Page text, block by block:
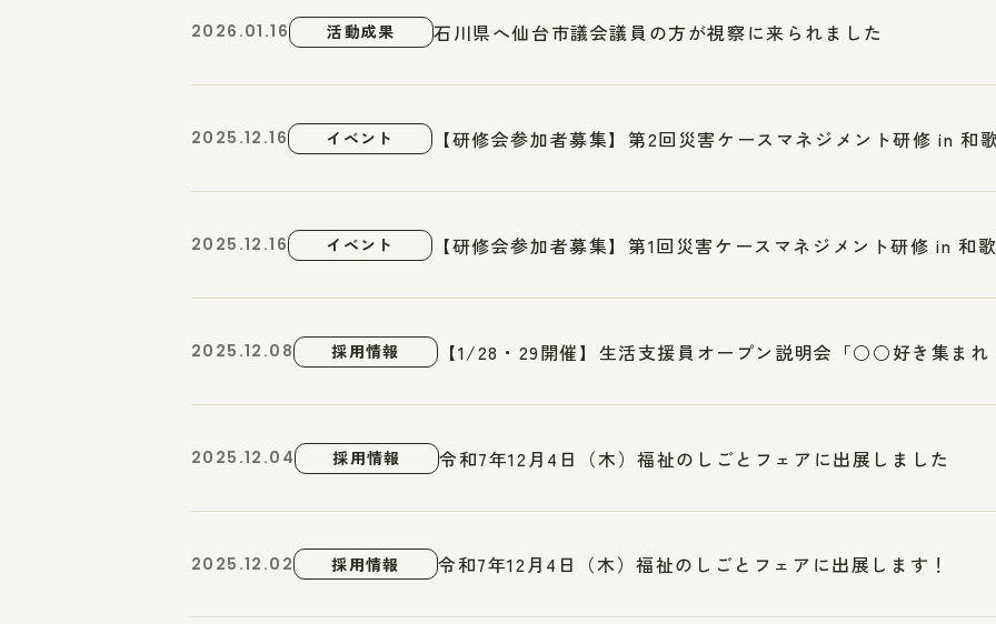
2026.01.16 活動成果 石川県へ仙台市議会議員の方が視察に来られました
2025.12.16 イベント 【研修会参加者募集】第2回災害ケースマネジメント研修 in 和
2025.12.16 イベント 【研修会参加者募集】第1回災害ケースマネジメント研修 in 和
2025.12.08 採用情報 【1/28・29開催】生活支援員オープン説明会「○○好き集まれ
2025.12.04 採用情報 令和7年12月4日（木）福祉のしごとフェアに出展しました
2025.12.02 採用情報 令和7年12月4日（木）福祉のしごとフェアに出展します！